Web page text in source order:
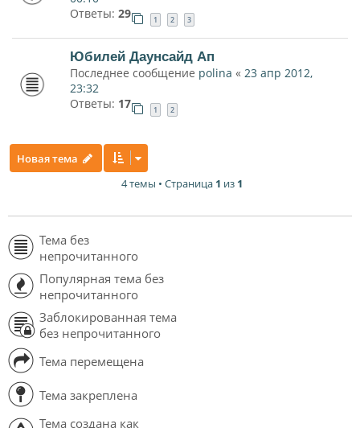
Ответы: 29 1 2 3
Юбилей Даунсайд Ап
Последнее сообщение polina « 23 апр 2012,
23:32
Ответы: 17 1 2
Новая тема
4 темы • Страница 1 из 1
Тема без
непрочитанного
Популярная тема без
непрочитанного
Заблокированная тема
без непрочитанного
Тема перемещена
Тема закреплена
Тема создана как